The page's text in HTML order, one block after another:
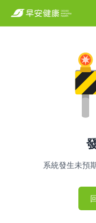
系統發生未預